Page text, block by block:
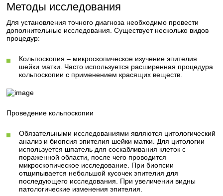
Методы исследования
Для установления точного диагноза необходимо провести
дополнительные исследования. Существует несколько видов
процедур:
Кольпоскопия – микроскопическое изучение эпителия
шейки матки. Часто используется расширенная процедура
кольпоскопии с применением красящих веществ.
Проведение кольпоскопии
Обязательными исследованиями являются цитологический
анализ и биопсия эпителия шейки матки. Для цитологии
используется шпатель для соскабливания клеток с
пораженной области, после чего проводится
микроскопическое исследование. При биопсии
отщипывается небольшой кусочек эпителия для
последующего исследования. При увеличении видны
патологические изменения эпителия.